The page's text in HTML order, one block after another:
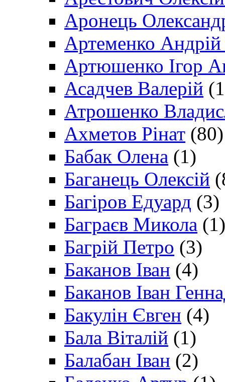
Аронець
Артеменко Андрій
Артюшенко Ігор
Асадчев Валерій
Атрошенко
Ахметов Рінат (80)
Бабак Олена (1)
Баганець Олексій
Багіров Едуард (3)
Баграєв Микола (1)
Багрій Петро (3)
Баканов Іван (4)
Баканов Іван
Бакулін Євген (4)
Бала Віталій (1)
Балабан Іван (2)